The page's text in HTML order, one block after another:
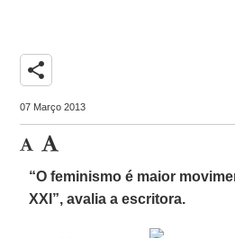
share
07 Março 2013
“O feminismo é maior
XXI”, avalia a escritora.